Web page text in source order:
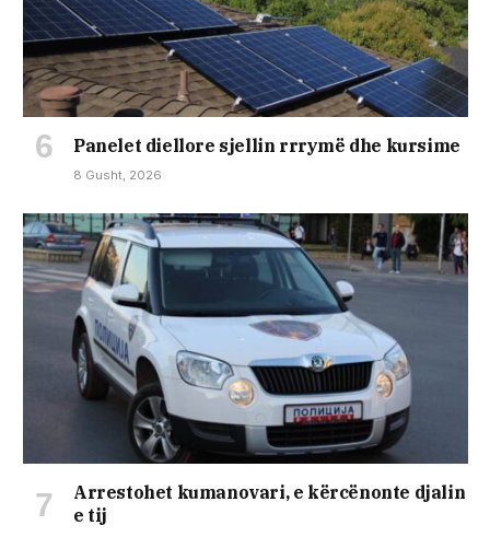
Panelet diellore sjellin rrrymë dhe kursime
8 Gusht, 2026
Arrestohet kumanovari, e kërcënonte djalin
e tij